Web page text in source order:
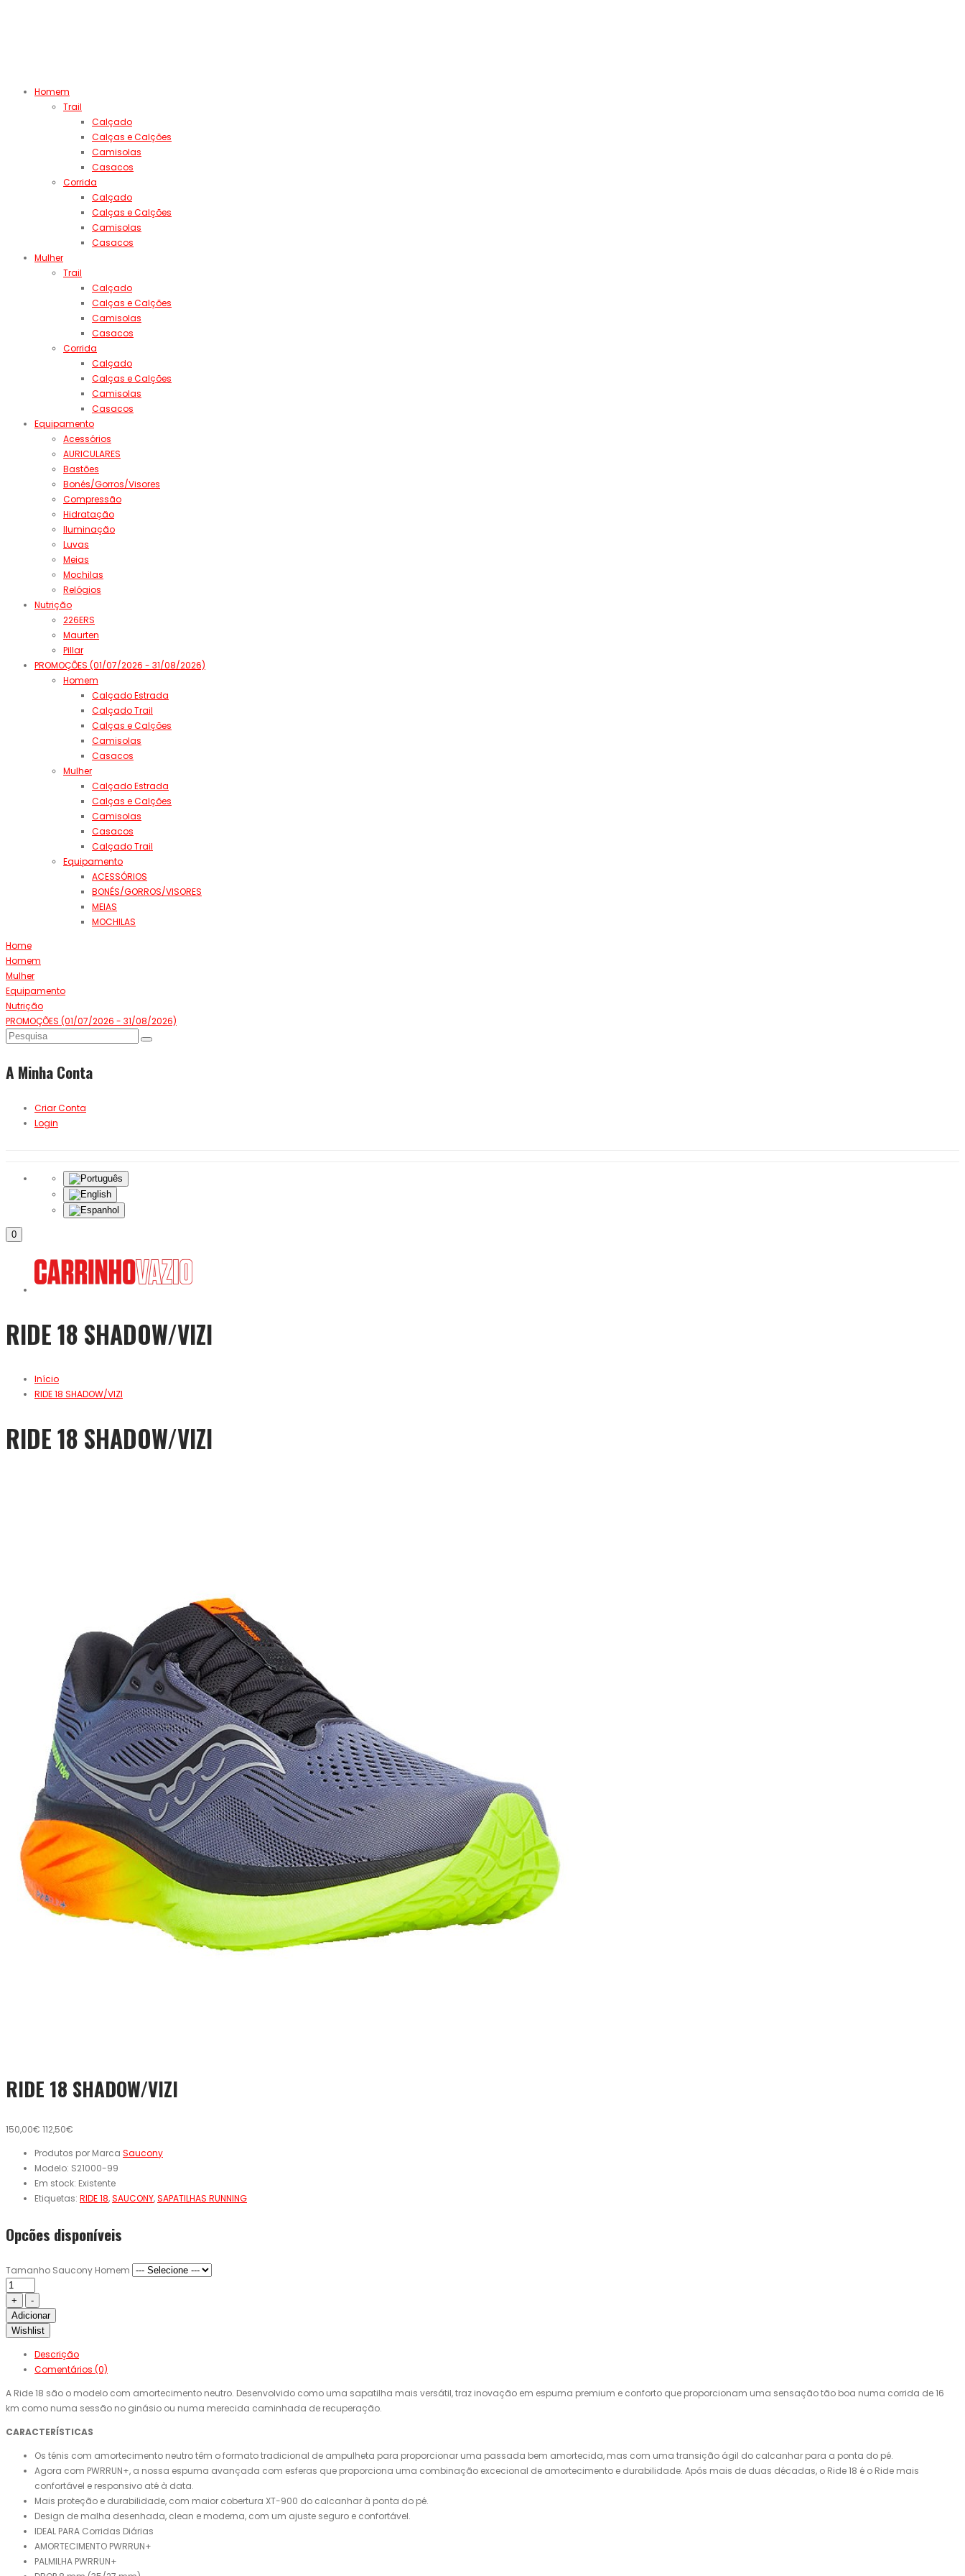
Homem
Trail
Calçado
Calças e Calções
Camisolas
Casacos
Corrida
Calçado
Calças e Calções
Camisolas
Casacos
Mulher
Trail
Calçado
Calças e Calções
Camisolas
Casacos
Corrida
Calçado
Calças e Calções
Camisolas
Casacos
Equipamento
Acessórios
AURICULARES
Bastões
Bonés/Gorros/Visores
Compressão
Hidratação
Iluminação
Luvas
Meias
Mochilas
Relógios
Nutrição
226ERS
Maurten
Pillar
PROMOÇÕES (01/07/2026 - 31/08/2026)
Homem
Calçado Estrada
Calçado Trail
Calças e Calções
Camisolas
Casacos
Mulher
Calçado Estrada
Calças e Calções
Camisolas
Casacos
Calçado Trail
Equipamento
ACESSÓRIOS
BONÉS/GORROS/VISORES
MEIAS
MOCHILAS
Home
Homem
Mulher
Equipamento
Nutrição
PROMOÇÕES (01/07/2026 - 31/08/2026)
A Minha Conta
Criar Conta
Login
0
RIDE 18 SHADOW/VIZI
Início
RIDE 18 SHADOW/VIZI
RIDE 18 SHADOW/VIZI
RIDE 18 SHADOW/VIZI
150,00€ 112,50€
Produtos por Marca Saucony
Modelo: S21000-99
Em stock: Existente
Etiquetas: RIDE 18,SAUCONY,SAPATILHAS RUNNING
Opcões disponíveis
Tamanho Saucony Homem
Adicionar
Wishlist
Descrição
Comentários (0)
A Ride 18 são o modelo com amortecimento neutro. Desenvolvido como uma sapatilha mais versátil, traz inovação em espuma premium e conforto que proporcionam uma sensação tão boa numa corrida de 16
km como numa sessão no ginásio ou numa merecida caminhada de recuperação.
CARACTERÍSTICAS
Os ténis com amortecimento neutro têm o formato tradicional de ampulheta para proporcionar uma passada bem amortecida, mas com uma transição ágil do calcanhar para a ponta do pé.
Agora com PWRRUN+, a nossa espuma avançada com esferas que proporciona uma combinação excecional de amortecimento e durabilidade. Após mais de duas décadas, o Ride 18 é o Ride mais
confortável e responsivo até à data.
Mais proteção e durabilidade, com maior cobertura XT-900 do calcanhar à ponta do pé.
Design de malha desenhada, clean e moderna, com um ajuste seguro e confortável.
IDEAL PARA Corridas Diárias
AMORTECIMENTO PWRRUN+
PALMILHA PWRRUN+